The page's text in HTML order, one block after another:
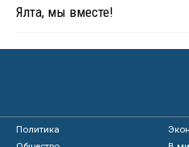
Ялта, мы вместе!
Политика